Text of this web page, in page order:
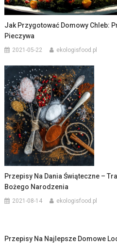
Jak Przygotować Domowy Chleb:
Pieczywa
2021-05-22 ekologisfood.pl
Przepisy Na Dania Świąteczne –
Bożego Narodzenia
2021-08-14 ekologisfood.pl
Przepisy Na Najlepsze Domowe